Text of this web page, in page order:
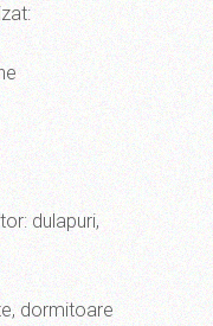
dulapuri,
dormitoare